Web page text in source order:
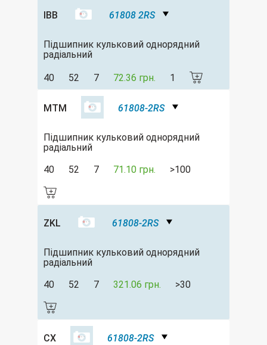
IBB 61808 2RS
Підшипник кульковий однорядний
радіальний
40 52 7 72.36 грн. 1
MTM 61808-2RS
Підшипник кульковий однорядний
радіальний
40
52 7 71.10 грн. >100
ZKL 61808-2RS
Підшипник кульковий однорядний
радіальний
40
52 7 321.06 грн. >30
CX 61808-2RS